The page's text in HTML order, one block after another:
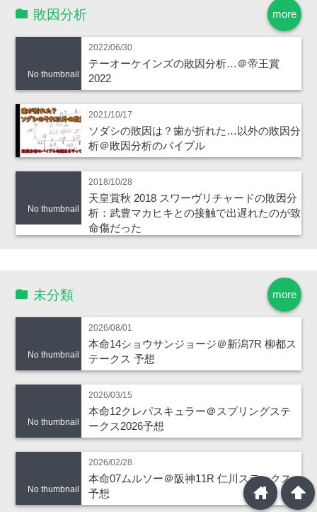
more
敗因分析
No thumbnail
2022/06/30
テーオーケインズの敗因分析…＠帝王賞
2022
2021/10/17
ソダシの敗因は？歯が折れた…以外の敗因分
析＠敗因分析のバイブル
No thumbnail
2018/10/28
天皇賞秋 2018 スワーヴリチャードの敗因分
析：武豊マカヒキとの接触で出遅れたのが致
命傷だった
more
未分類
No thumbnail
2026/08/01
本命14ショウサンジョージ＠新潟7R 柳都ス
テークス 予想
No thumbnail
2026/03/15
本命12クレパスキュラー＠スプリングステ
ークス2026予想
No thumbnail
2026/02/28
本命07ムルソー＠阪神11R 仁川ステークス
予想
arrowup
home